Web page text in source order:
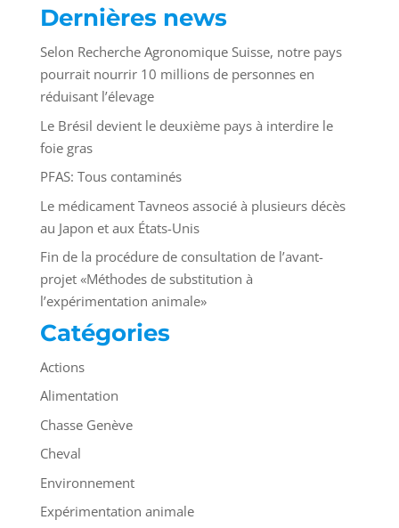
Dernières news
Selon Recherche Agronomique Suisse, notre pays
pourrait nourrir 10 millions de personnes en
réduisant l’élevage
Le Brésil devient le deuxième pays à interdire le
foie gras
PFAS: Tous contaminés
Le médicament Tavneos associé à plusieurs décès
au Japon et aux États-Unis
Fin de la procédure de consultation de l’avant-
projet «Méthodes de substitution à
l’expérimentation animale»
Catégories
Actions
Alimentation
Chasse Genève
Cheval
Environnement
Expérimentation animale